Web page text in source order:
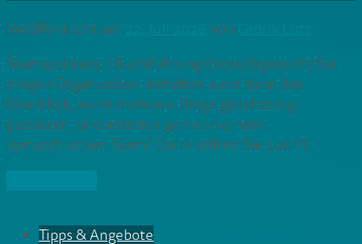
Veröffentlicht am von
Teamassistenz / Buchführung (m/w/d) gesucht Sie
mögen Organisation, behalten auch dann den
Überblick, wenn mehrere Dinge gleichzeitig
passieren, und arbeiten gerne in einem
sympathischen Team? Dann sollten Sie Lux PC
Tipps & Angebote